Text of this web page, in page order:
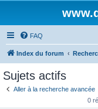
FAQ
Index du forum
Sujets actifs
Aller à la recherche avancée
0